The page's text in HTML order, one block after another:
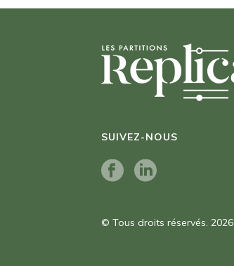
SUIVEZ-NOUS
© Tous droits réservés. 2026